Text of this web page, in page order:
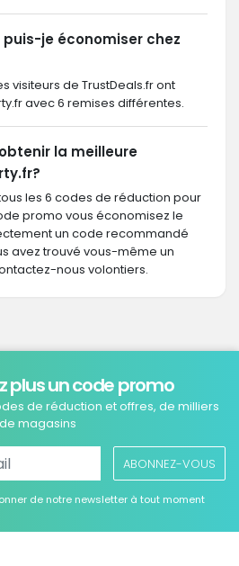
je économiser chez
visiteurs de TrustDeals.fr ont
avec 6 remises différentes.
la meilleure
les 6 codes de réduction pour
promo vous économisez le
un code recommandé
avez trouvé vous-même un
nous volontiers.
plus un code promo
de réduction et offres, de milliers
de magasins
ABONNEZ-VOUS
de notre newsletter à tout moment